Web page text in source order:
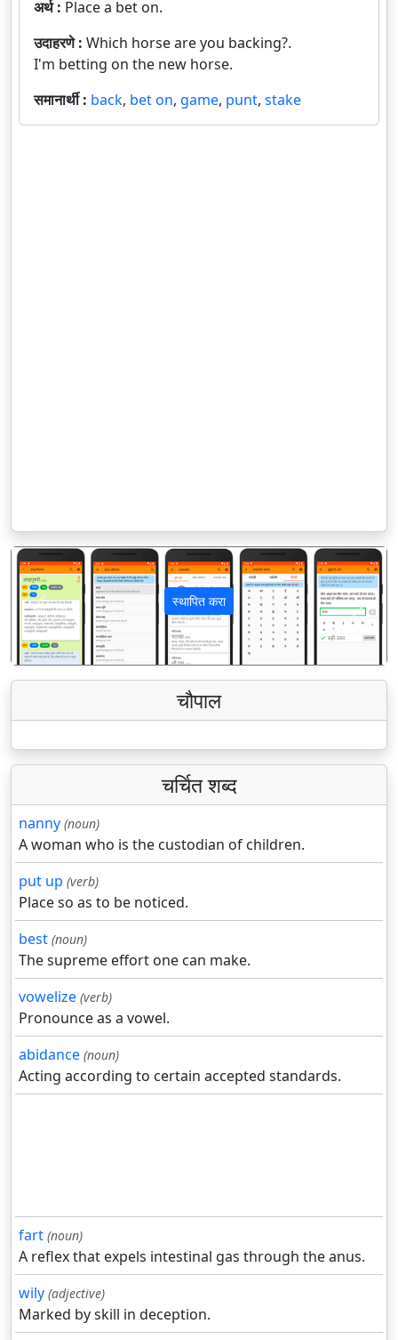
अर्थ : Place a bet on.
उदाहरणे : Which horse are you backing?.
I'm betting on the new horse.
समानार्थी : back, bet on, game, punt, stake
स्थापित करा
पिछला अगला
चौपाल
चर्चित शब्द
nanny (noun)
A woman who is the custodian of children.
put up (verb)
Place so as to be noticed.
best (noun)
The supreme effort one can make.
vowelize (verb)
Pronounce as a vowel.
abidance (noun)
Acting according to certain accepted standards.
fart (noun)
A reflex that expels intestinal gas through the anus.
wily (adjective)
Marked by skill in deception.